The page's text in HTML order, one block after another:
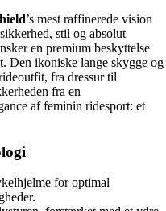
’s mest raffinerede vision
stil og absolut
en premium beskyttelse
Den ikoniske lange skygge og
fra dressur til
fra en
af feminin ridesport: et
for optimal